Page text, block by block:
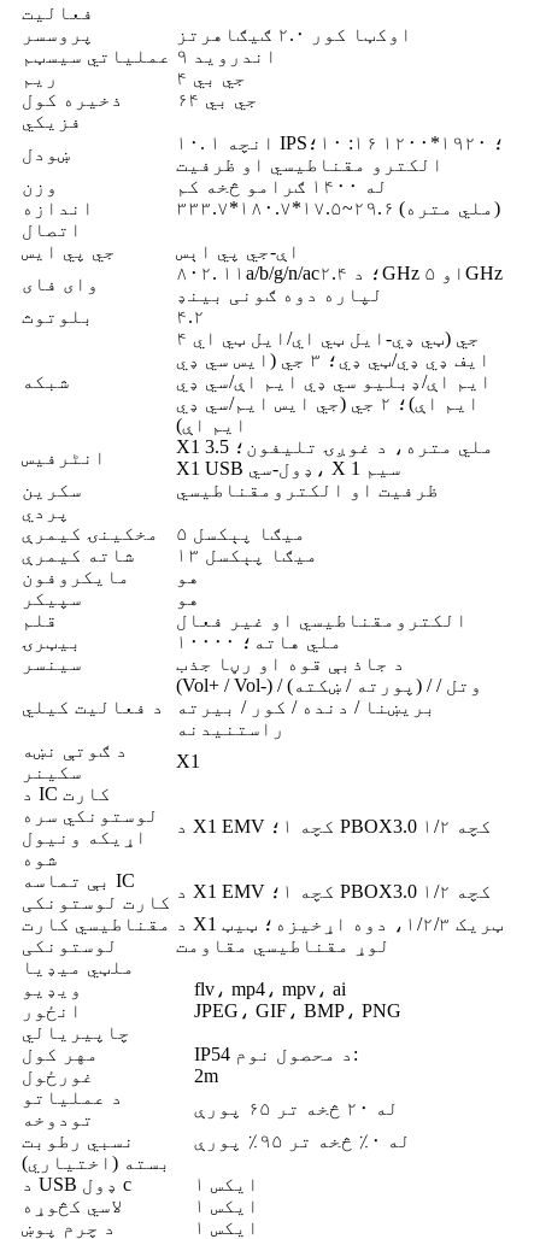
فعالیت
پروسسر
اوکټا کور ۲.۰ ګیګاهرتز
عملیاتي سیسټم
اندروید ۹
ريم
۴ جي بي
ذخیره کول
۶۴ جي بي
فزیکي
ښودل
۱۰. ۱ انچه IPS؛ ۱۹۲۰*۱۲۰۰ ۱۶: ۱۰؛
الکترو مقناطیسي او ظرفیت
وزن
له ۱۴۰۰ ګرامو څخه کم
اندازه
۳۳۳.۷*۱۸۰.۷*۱۷.۵~۲۹.۶ (ملي متره)
اتصال
جي پي ایس
اې-جي پي اېس
وای فای
۸۰۲. ۱۱a/b/g/n/ac؛ د ۲.۴GHz او ۵GHz
لپاره دوه ګونی بینډ
بلوتوث
۴.۲
شبکه
۴ جي (ټي ډي-ايل ټي اي/ايل ټي اي
ايف ډي ډي/ټي ډي؛ ۳ جي (ايس سي ډي
ايم اې/ډبليو سي ډي ايم اې/سي ډي
ايم اې)؛ ۲ جي (جي ايس ايم/سي ډي
ايم اې)
انٹرفیس
X1 3.5 ملي متره، د غوږۍ تلیفون؛
X1 USB ډول-سي، X 1 سیم
سکرین
ظرفیت او الکترومقناطیسي
پردي
مخکینۍ کیمرې
۵ میګا پېکسل
شاته کیمرې
۱۳ میګا پېکسل
مایکروفون
هو
سپیکر
هو
قلم
الکترومقناطیسي او غیر فعال
بیټرۍ
۱۰۰۰۰ ملي هاته؛
سینسر
د جاذبې قوه او رڼا جذب
د فعالیت کیلي
(Vol+ / Vol-) / (پورته / ښکته) / وتل /
بریښنا / دنده / کور / بیرته
راستنیدنه
د ګوتې نښه
سکینر
X1
د IC کارت
لوستونکي سره
اړیکه ونیول
شوه
د X1 EMV کچه ۱؛ PBOX3.0 کچه ۱/۲
بې تماسه IC
کارت لوستونکی
د X1 EMV کچه ۱؛ PBOX3.0 کچه ۱/۲
مقناطیسي کارت
لوستونکی
د X1 ټریک ۱/۲/۳، دوه اړخیزه؛ ټیټ
لوړ مقناطیسي مقاومت
ملټي میډیا
ویډیو
flv، mp4، mpv، ai
انځور
JPEG، GIF، BMP، PNG
چاپیریالي
مهر کول
IP54 د محصول نوم:
غورځول
2m
د عملیاتو
تودوخه
له ۲۰ څخه تر ۶۵ پورې
نسبي رطوبت
له ۰٪ څخه تر ۹۵٪ پورې
بسته (اختیاري)
د USB ډول c
ایکس ۱
لاسي کڅوړه
ایکس ۱
د چرم پوښ
ایکس ۱